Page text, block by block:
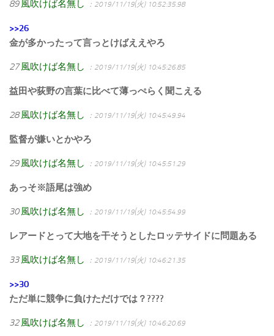
89 風吹けば名無し ：2019/11/19(火) 10:52:35.98
>>26
金が多かったって言っとけばええやろ
27 風吹けば名無し ：2019/11/19(火) 10:45:26.85
益田や荻野の言葉に比べて薄っぺらく聞こえる
28 風吹けば名無し ：2019/11/19(火) 10:45:49.94
監督が嫌いとかやろ
29 風吹けば名無し ：2019/11/19(火) 10:45:51.29
あっそ※語尾は強め
30 風吹けば名無し ：2019/11/19(火) 10:45:54.99
レアードとって大地を干そうとしたロッテサイドに問題ある
33 風吹けば名無し ：2019/11/19(火) 10:46:21.35
>>30
ただ単に競争に負けただけでは？????
32 風吹けば名無し ：2019/11/19(火) 10:46:20.69